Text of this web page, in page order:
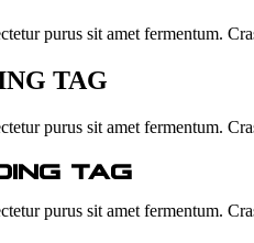
purus sit amet fermentum.
TAG
purus sit amet fermentum.
TAG
purus sit amet fermentum.